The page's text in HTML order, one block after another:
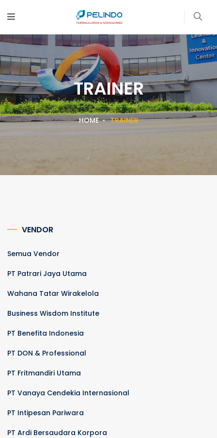
TRAINER
HOME TRAINER
VENDOR
Semua Vendor
PT Patrari Jaya Utama
Wahana Tatar Wirakelola
Business Wisdom Institute
PT Benefita Indonesia
PT DON & Professional
PT Fritmandiri Utama
PT Vanaya Cendekia Internasional
PT Intipesan Pariwara
PT Ardi Bersaudara Korpora